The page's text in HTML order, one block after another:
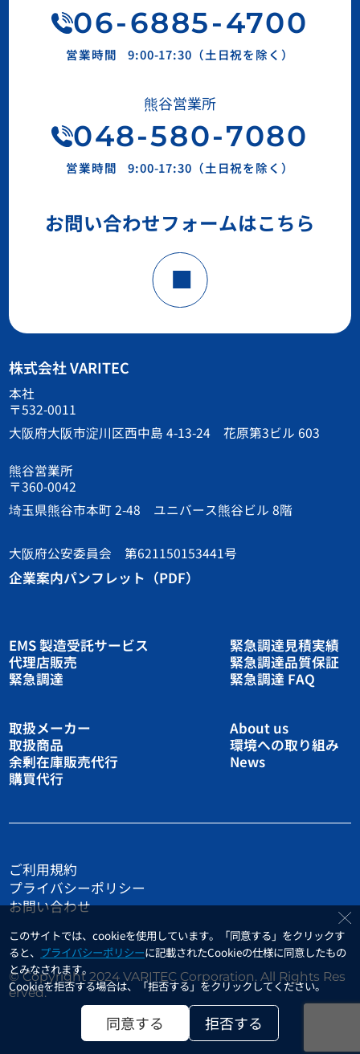
このサイトでは、cookieを使用しています。「同意する」をクリックす
ると、 プライバシーポリシーに記載されたCookieの仕様に同意したもの
とみなされます。
Cookieを拒否する場合は、「拒否する」をクリックしてください。
同意する 拒否する
06-6885-4700
営業時間 9:00-17:30（土日祝を除く）
熊谷営業所
048-580-7080
営業時間 9:00-17:30（土日祝を除く）
お問い合わせフォームはこちら
株式会社 VARITEC
本社
〒532-0011
大阪府大阪市淀川区西中島 4-13-24 花原第3ビル 603
熊谷営業所
〒360-0042
埼玉県熊谷市本町 2-48 ユニバース熊谷ビル 8階
大阪府公安委員会 第621150153441号
企業案内パンフレット（PDF）
EMS 製造受託サービス
代理店販売
緊急調達
取扱メーカー
取扱商品
余剰在庫販売代行
購買代行
緊急調達見積実績
緊急調達品質保証
緊急調達 FAQ
About us
環境への取り組み
News
ご利用規約
プライバシーポリシー
お問い合わせ
© Copyright 2024 VARITEC Corporation. All Rights Res
erved.